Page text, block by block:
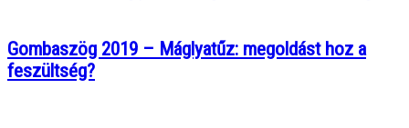
Gombaszög 2019 – Máglyatűz: megoldást hoz a
feszültség?